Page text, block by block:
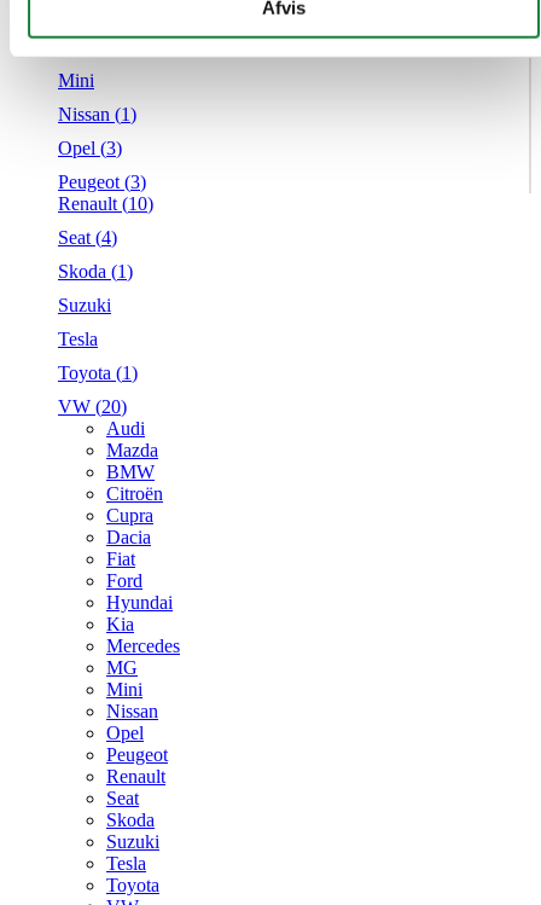
givet dem, eller som de har indsamlet fra din brug af deres
tjenester.
Afvis
Mini
Nissan (1)
Opel (3)
Peugeot (3)
Renault (10)
Seat (4)
Skoda (1)
Suzuki
Tesla
Toyota (1)
VW (20)
Audi
Mazda
BMW
Citroën
Cupra
Dacia
Fiat
Ford
Hyundai
Kia
Mercedes
MG
Mini
Nissan
Opel
Peugeot
Renault
Seat
Skoda
Suzuki
Tesla
Toyota